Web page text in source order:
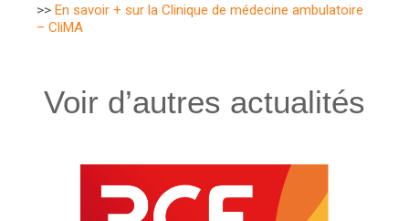
>> En savoir + sur la Clinique de médecine ambulatoire
– CliMA
Voir d’autres actualités